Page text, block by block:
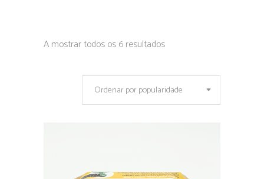
A mostrar todos os 6 resultados
Ordenar por popularidade